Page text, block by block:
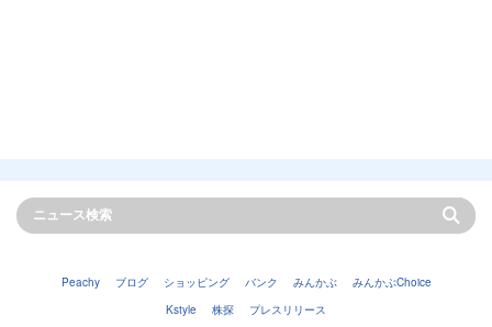
Peachy ブログ ショッピング バンク みんかぶ
みんかぶChoice
Kstyle
株探 プレスリリース